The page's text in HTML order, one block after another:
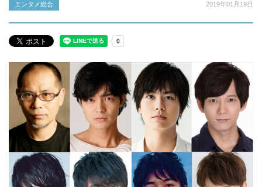
エンタメ総合 2019年01月19日